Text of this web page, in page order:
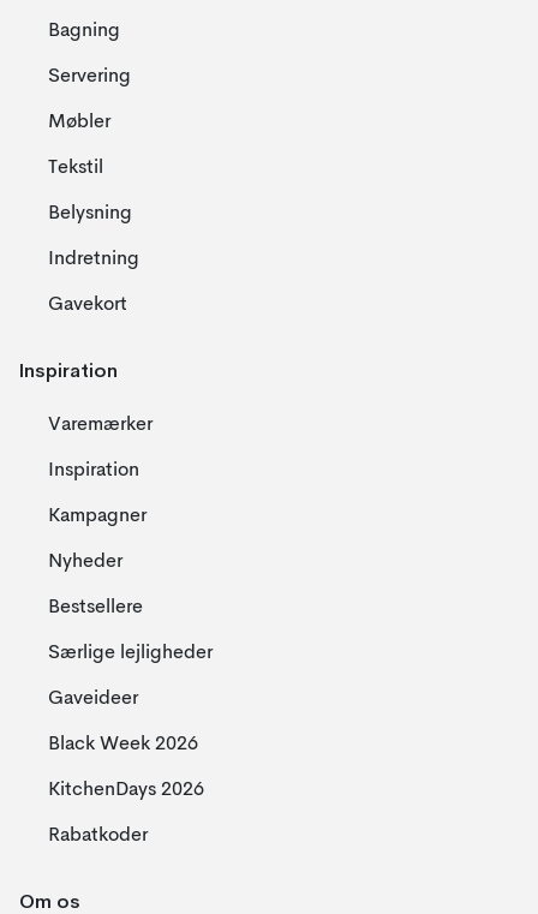
Bagning
Servering
Møbler
Tekstil
Belysning
Indretning
Gavekort
Inspiration
Varemærker
Inspiration
Kampagner
Nyheder
Bestsellere
Særlige lejligheder
Gaveideer
Black Week 2026
KitchenDays 2026
Rabatkoder
Om os